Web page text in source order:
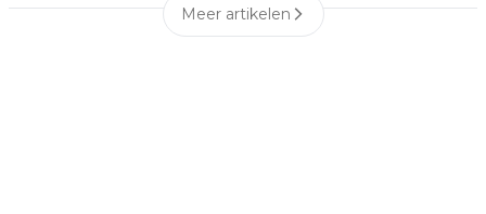
Meer artikelen